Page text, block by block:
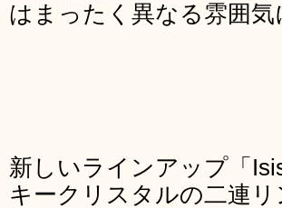
はまったく異なる雰囲
新しいラインアップ「
キークリスタルの二連